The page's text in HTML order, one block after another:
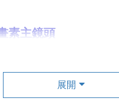
素主鏡頭
廣角鏡頭+ 200 萬畫素微
，內建多組攝影濾鏡，打造
展開